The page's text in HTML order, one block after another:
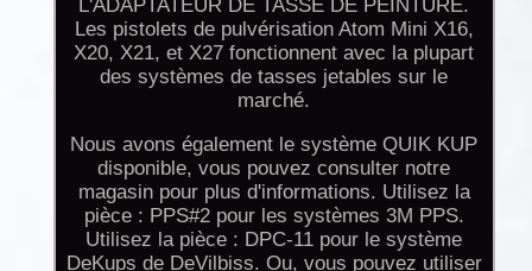
L'ADAPTATEUR DE TASSE DE PEINTURE.
Les pistolets de pulvérisation Atom Mini X16,
X20, X21, et X27 fonctionnent avec la plupart
des systèmes de tasses jetables sur le
marché.
Nous avons également le système QUIK KUP
disponible, vous pouvez consulter notre
magasin pour plus d'informations. Utilisez la
pièce : PPS#2 pour les systèmes 3M PPS.
Utilisez la pièce : DPC-11 pour le système
DeKups de DeVilbiss. Ou, vous pouvez utiliser